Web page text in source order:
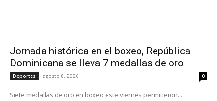
Jornada histórica en el boxeo, República
Dominicana se lleva 7 medallas de oro
Deportes agosto 8, 2026 0
Siete medallas de oro en boxeo este viernes permitieron...